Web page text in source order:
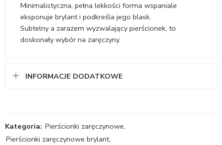
Minimalistyczna, pełna lekkości forma wspaniale
eksponuje brylant i podkreśla jego blask.
Subtelny a zarazem wyzwalający pierścionek, to
doskonały wybór na zaręczyny.
INFORMACJE DODATKOWE
Kategoria: Pierścionki zaręczynowe,
Pierścionki zaręczynowe brylant,